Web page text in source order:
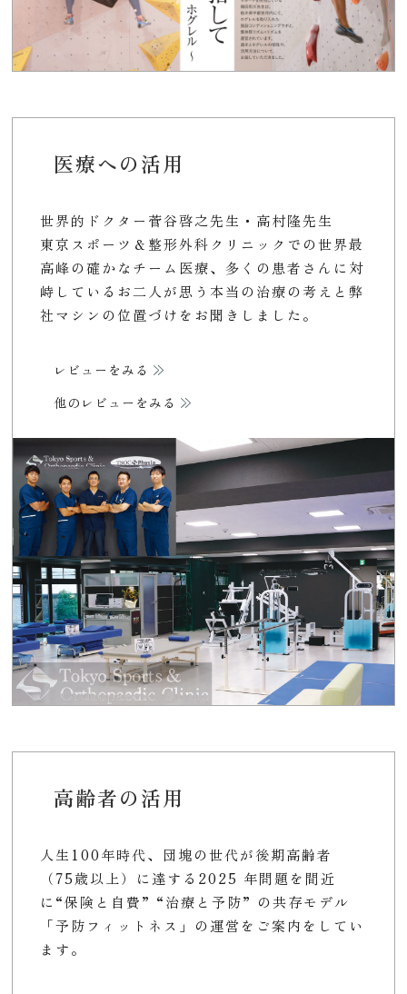
医療への活用
世界的ドクター菅谷啓之先生・高村隆先生
東京スポーツ＆整形外科クリニックでの世界最
高峰の確かなチーム医療、多くの患者さんに対
峙しているお二人が思う本当の治療の考えと弊
社マシンの位置づけをお聞きしました。
レビューをみる
他のレビューをみる
高齢者の活用
人生100年時代、団塊の世代が後期高齢者
（75歳以上）に達する2025 年問題を間近
に“保険と自費” “治療と予防” の共存モデル
「予防フィットネス」の運営をご案内をしてい
ます。